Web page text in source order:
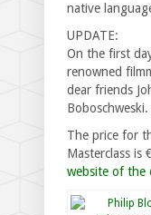
native
UPDATE:
On the first
renowned
dear friends
Boboschweski.
The price for
Masterclass is
website of the